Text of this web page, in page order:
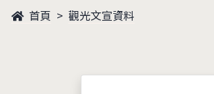
首頁 觀光文宣資料